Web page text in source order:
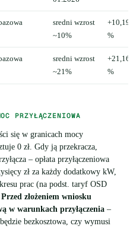
sredni wzrost
~10%
+10,19
%
sredni wzrost
~21%
+21,16
%
PRZYŁĄCZENIOWA
się w granicach mocy
0 zł. Gdy ją przekracza,
– opłata przyłączeniowa
zł za każdy dodatkowy kW,
prac (na podst. taryf OSD
Przed złożeniem wniosku
w warunkach przyłączenia –
bezkosztowa, czy wymusi